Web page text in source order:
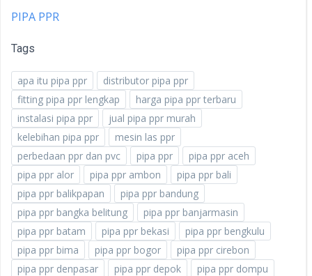
PIPA PPR
Tags
apa itu pipa ppr
distributor pipa ppr
fitting pipa ppr lengkap
harga pipa ppr terbaru
instalasi pipa ppr
jual pipa ppr murah
kelebihan pipa ppr
mesin las ppr
perbedaan ppr dan pvc
pipa ppr
pipa ppr aceh
pipa ppr alor
pipa ppr ambon
pipa ppr bali
pipa ppr balikpapan
pipa ppr bandung
pipa ppr bangka belitung
pipa ppr banjarmasin
pipa ppr batam
pipa ppr bekasi
pipa ppr bengkulu
pipa ppr bima
pipa ppr bogor
pipa ppr cirebon
pipa ppr denpasar
pipa ppr depok
pipa ppr dompu